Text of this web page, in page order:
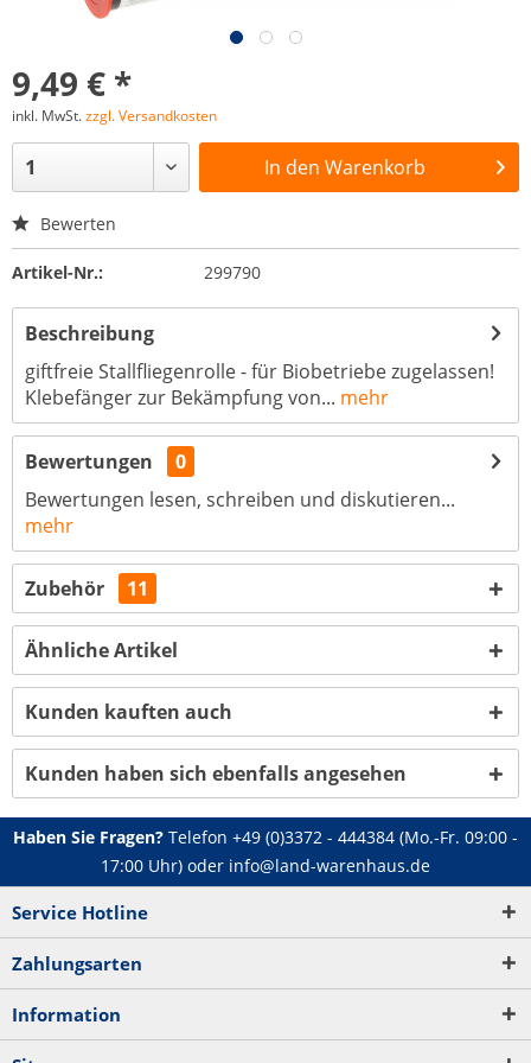
9,49 € *
inkl. MwSt.zzgl. Versandkosten
In den Warenkorb
Bewerten
Artikel-Nr.: 299790
Beschreibung
giftfreie Stallfliegenrolle - für Biobetriebe zugelassen!
Klebefänger zur Bekämpfung von... mehr
Bewertungen
0
Bewertungen lesen, schreiben und diskutieren...
mehr
Zubehör 11
Ähnliche Artikel
Kunden kauften auch
Kunden haben sich ebenfalls angesehen
Haben Sie Fragen? Telefon +49 (0)3372 - 444384 (Mo.-Fr. 09:00 -
17:00 Uhr) oder info@land-warenhaus.de
Service Hotline
Zahlungsarten
Information